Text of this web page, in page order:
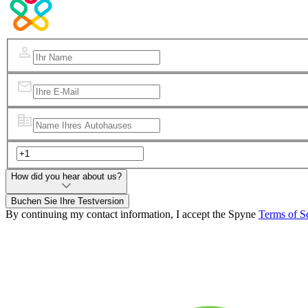
How did you hear about us?
Buchen Sie Ihre Testversion
By continuing my contact information, I accept the Spyne Terms of